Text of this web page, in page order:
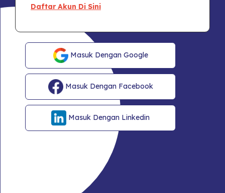
Daftar Akun Di Sini
Masuk Dengan Google
Masuk Dengan Facebook
Masuk Dengan Linkedin